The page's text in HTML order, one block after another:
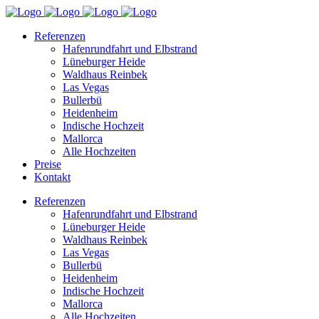
Referenzen
Hafenrundfahrt und Elbstrand
Lüneburger Heide
Waldhaus Reinbek
Las Vegas
Bullerbü
Heidenheim
Indische Hochzeit
Mallorca
Alle Hochzeiten
Preise
Kontakt
Referenzen
Hafenrundfahrt und Elbstrand
Lüneburger Heide
Waldhaus Reinbek
Las Vegas
Bullerbü
Heidenheim
Indische Hochzeit
Mallorca
Alle Hochzeiten